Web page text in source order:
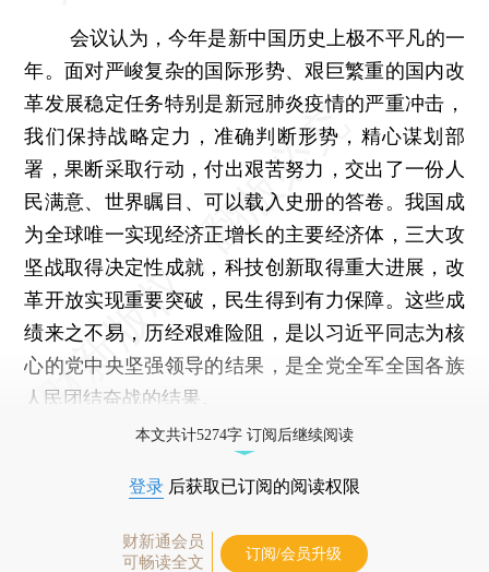
会议认为，今年是新中国历史上极不平凡的一
年。面对严峻复杂的国际形势、艰巨繁重的国内改
革发展稳定任务特别是新冠肺炎疫情的严重冲击，
我们保持战略定力，准确判断形势，精心谋划部
署，果断采取行动，付出艰苦努力，交出了一份人
民满意、世界瞩目、可以载入史册的答卷。我国成
为全球唯一实现经济正增长的主要经济体，三大攻
坚战取得决定性成就，科技创新取得重大进展，改
革开放实现重要突破，民生得到有力保障。这些成
绩来之不易，历经艰难险阻，是以习近平同志为核
心的党中央坚强领导的结果，是全党全军全国各族
人民团结奋战的结果。
本文共计5274字 订阅后继续阅读
登录 后获取已订阅的阅读权限
财新通会员
可畅读全文
订阅/会员升级